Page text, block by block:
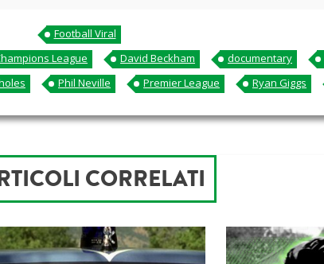
Football Viral
League David Beckham documentary
Phil Neville Premier League Ryan Giggs
CORRELATI